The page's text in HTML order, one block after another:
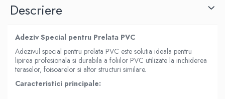
Descriere
Adeziv Special pentru Prelata PVC
Adezivul special pentru prelata PVC este solutia ideala pentru
lipirea profesionala si durabila a foliilor PVC utilizate la inchiderea
teraselor, foisoarelor si altor structuri similare.
Caracteristici principale: